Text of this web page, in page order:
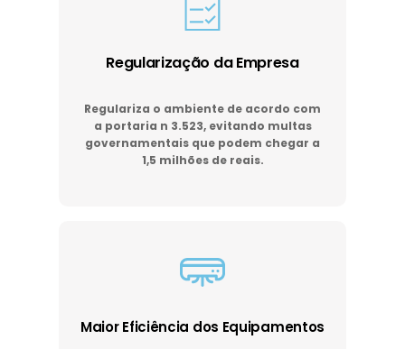
Regularização da Empresa
Regulariza o ambiente de acordo com
a portaria n 3.523, evitando multas
governamentais que podem chegar a
1,5 milhões de reais.
Maior Eficiência dos Equipamentos